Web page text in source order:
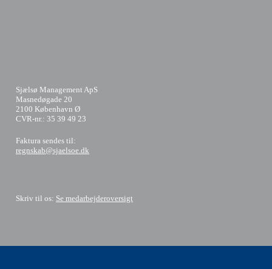
Sjælsø Management ApS
Masnedøgade 20
2100 København Ø
CVR-nr.: 35 39 49 23
​Faktura sendes til:
regnskab@sjaelsoe.dk
Skriv til os: Se medarbejderoversigt